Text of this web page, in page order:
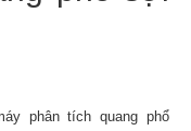
phân tích quang phổ